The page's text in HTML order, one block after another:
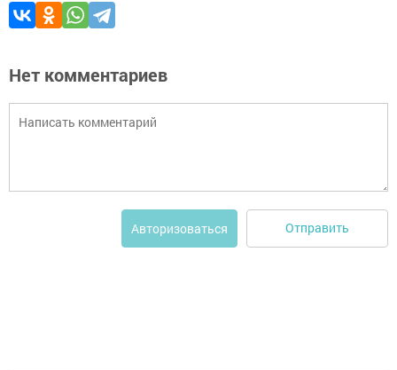
Нет комментариев
Авторизоваться Отправить